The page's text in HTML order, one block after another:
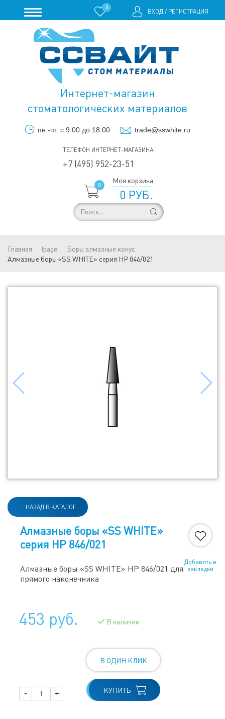
0
ВХОД/ РЕГИСТРАЦИЯ
Интернет-магазин
стоматологических материалов
пн.-пт. с 9.00 до 18.00 trade@sswhite.ru
ТЕЛЕФОН ИНТЕРНЕТ-МАГАЗИНА:
+7 (495) 952-23-51
0
Моя корзина
0 РУБ.
Главная lpage
Боры алмазные конус
Алмазные боры «SS WHITE» серия HP 846/021
НАЗАД В КАТАЛОГ
Алмазные боры «SS WHITE»
серия HP 846/021
Алмазные боры «SS WHITE» HP 846/021 для
прямого наконечника
Добавить в
закладки
453 руб. В наличии
- +
В ОДИН КЛИК
КУПИТЬ